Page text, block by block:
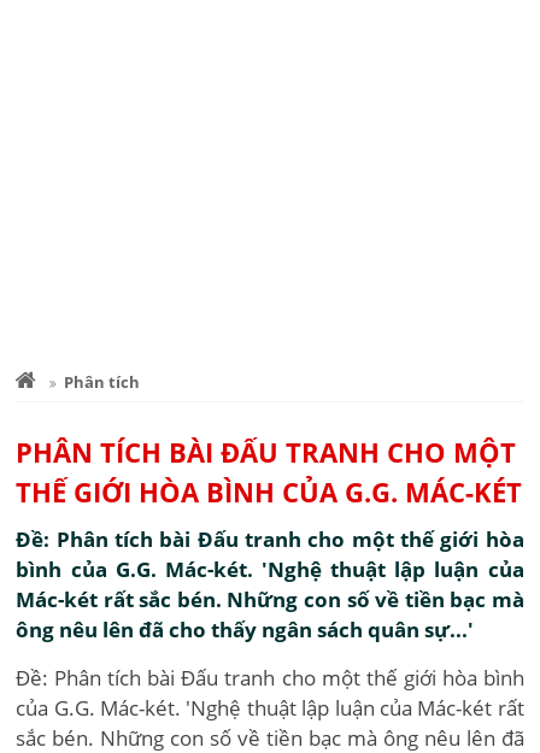
Phân tích
PHÂN TÍCH BÀI ĐẤU TRANH CHO MỘT
THẾ GIỚI HÒA BÌNH CỦA G.G. MÁC-KÉT
Đề: Phân tích bài Đấu tranh cho một thế giới hòa
bình của G.G. Mác-két. 'Nghệ thuật lập luận của
Mác-két rất sắc bén. Những con số về tiền bạc mà
ông nêu lên đã cho thấy ngân sách quân sự...'
Đề: Phân tích bài Đấu tranh cho một thế giới hòa bình
của G.G. Mác-két. 'Nghệ thuật lập luận của Mác-két rất
sắc bén. Những con số về tiền bạc mà ông nêu lên đã